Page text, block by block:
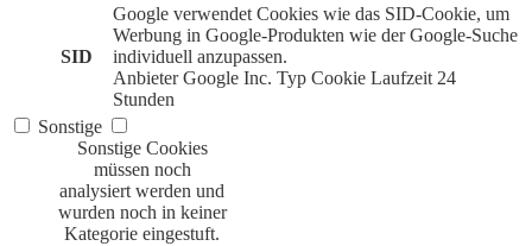
SID
Google verwendet Cookies wie das SID-Cookie, um
Werbung in Google-Produkten wie der Google-Suche
individuell anzupassen.
Anbieter Google Inc. Typ Cookie Laufzeit 24
Stunden
Sonstige
Sonstige Cookies
müssen noch
analysiert werden und
wurden noch in keiner
Kategorie eingestuft.